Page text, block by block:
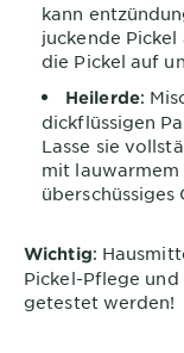
kann
juckende
die Pickel auf
Heilerde:
dickflüssigen
Lasse sie
mit lauwarmem
Wichtig:
Pickel-Pflege
getestet werden!